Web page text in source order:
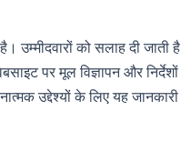
को सलाह दी जाती है
पर मूल विज्ञापन और निर्देशों
उद्देश्यों के लिए यह जानकारी